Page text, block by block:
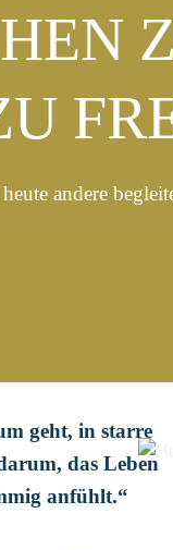
andere
geht, in starre
das Leben
anfühlt.“